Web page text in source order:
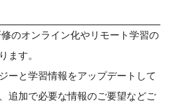
のオンライン化やリモート学習の
ます。
ーと学習情報をアップデートして
追加で必要な情報のご要望などご